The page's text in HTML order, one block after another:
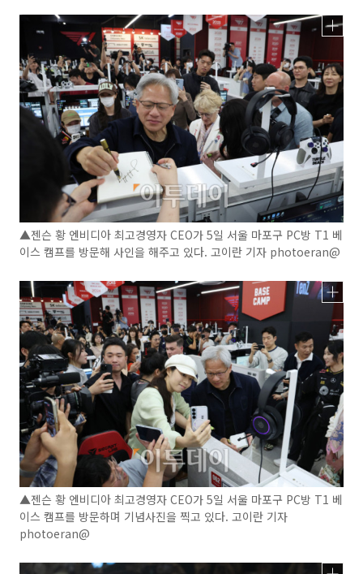
▲젠슨 황 엔비디아 최고경영자 CEO가 5일 서울 마포구 PC방 T1 베
이스 캠프를 방문해 사인을 해주고 있다. 고이란 기자 photoeran@
▲젠슨 황 엔비디아 최고경영자 CEO가 5일 서울 마포구 PC방 T1 베
이스 캠프를 방문하며 기념사진을 찍고 있다. 고이란 기자
photoeran@